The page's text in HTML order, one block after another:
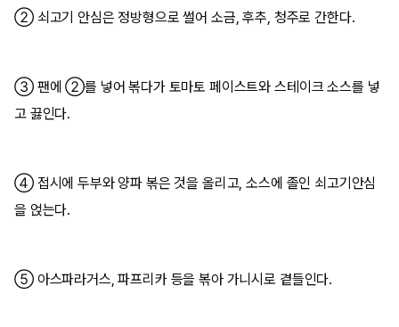
② 쇠고기 안심은 정방형으로 썰어 소금, 후추, 청주로 간한다.
③ 팬에 ②를 넣어 볶다가 토마토 페이스트와 스테이크 소스를 넣
고 끓인다.
④ 접시에 두부와 양파 볶은 것을 올리고, 소스에 졸인 쇠고기안심
을 얹는다.
⑤ 아스파라거스, 파프리카 등을 볶아 가니시로 곁들인다.